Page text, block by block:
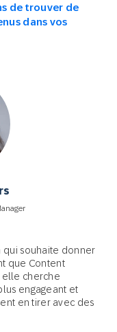
de trouver de
dans vos
qui souhaite donner
que Content
elle cherche
engageant et
en tirer avec des